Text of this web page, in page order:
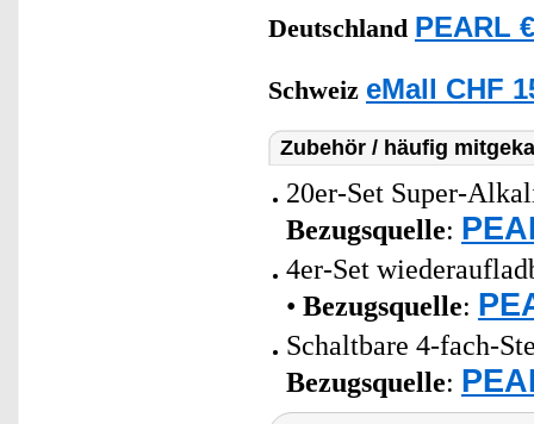
Deutschland PEARL
Schweiz eMall CHF
Zubehör / häufig
20er-Set Super-
Bezugsquelle:
4er-Set
• Bezugsquelle:
Schaltbare 4-fach-
Bezugsquelle: